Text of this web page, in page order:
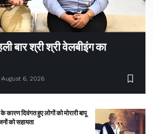
बार श्री श्री वेलबीइंग का
August 6, 2026
दिवंगत हुए लोगों को मोरारी बापू
को सहायता